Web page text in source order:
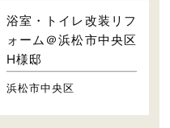
浴室・トイレ改装リフ
ォーム＠浜松市中央区
H様邸
浜松市中央区